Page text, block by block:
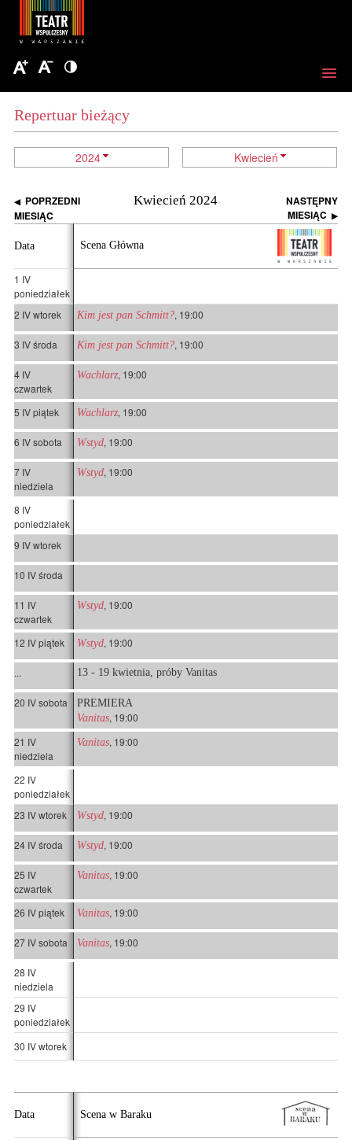
Repertuar bieżący
2024 Kwiecień
◀ POPRZEDNI
MIESIĄC
Kwiecień 2024
NASTĘPNY
MIESIĄC ▶
Data Scena Główna
1 IV
poniedziałek
2 IV wtorek
Kim jest pan Schmitt?, 19:00
3 IV środa Kim jest pan Schmitt?, 19:00
4 IV
czwartek
Wachlarz, 19:00
5 IV piątek Wachlarz, 19:00
6 IV sobota Wstyd, 19:00
7 IV
niedziela
Wstyd, 19:00
8 IV
poniedziałek
9 IV wtorek
10 IV środa
11 IV
czwartek
Wstyd, 19:00
12 IV piątek Wstyd, 19:00
... 13 - 19 kwietnia, próby Vanitas
20 IV sobota
PREMIERA
Vanitas, 19:00
21 IV
niedziela
Vanitas, 19:00
22 IV
poniedziałek
23 IV wtorek
Wstyd, 19:00
24 IV środa Wstyd, 19:00
25 IV
czwartek
Vanitas, 19:00
26 IV piątek Vanitas, 19:00
27 IV sobota Vanitas, 19:00
28 IV
niedziela
29 IV
poniedziałek
30 IV wtorek
Data Scena w Baraku